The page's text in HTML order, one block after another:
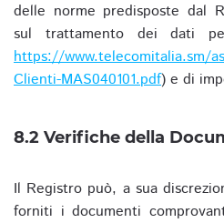
delle norme predisposte dal
sul trattamento dei dati
https://www.telecomitalia.sm/
Clienti-MAS040101.pdf) e di
8.2 Verifiche della
Il Registro può, a sua
forniti i documenti